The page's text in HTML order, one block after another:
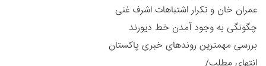
عمران خان و تکرار اشتباهات اشرف غنی
چگونگی به وجود آمدن خط دیورند
بررسی مهمترین روندهای خبری پاکستان
انتهای مطلب/